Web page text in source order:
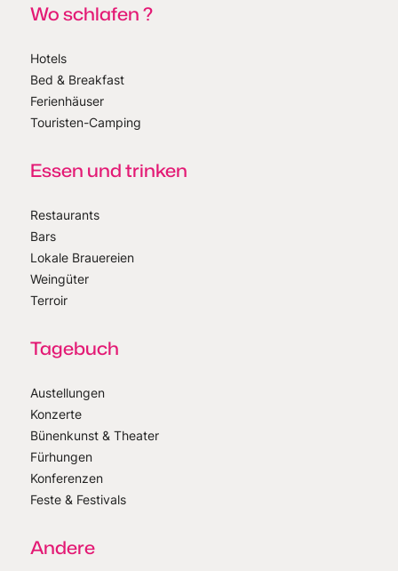
Wo schlafen ?
Hotels
Bed & Breakfast
Ferienhäuser
Touristen-Camping
Essen und trinken
Restaurants
Bars
Lokale Brauereien
Weingüter
Terroir
Tagebuch
Austellungen
Konzerte
Bünenkunst & Theater
Fürhungen
Konferenzen
Feste & Festivals
Andere